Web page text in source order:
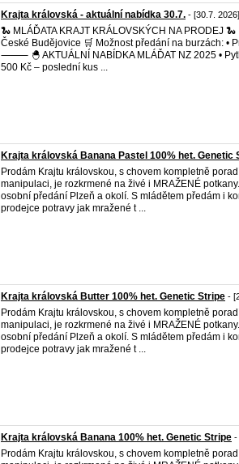
Krajta královská - aktuální nabídka 30.7. - [30.7. 2026]
🐍 MLÁĎATA KRAJT KRÁLOVSKÝCH NA PRODEJ 🐍
České Budějovice 🛒 Možnost předání na burzách: •
⸻ 🐣 AKTUÁLNÍ NABÍDKA MLÁĎAT NZ 2025 •
500 Kč – poslední kus ...
Krajta královská Banana Pastel 100% het. Genetic
Prodám Krajtu královskou, s chovem kompletně
manipulaci, je rozkrmené na živé i MRAŽENÉ
osobní předání Plzeň a okolí. S mládětem předám i
prodejce potravy jak mražené t ...
Krajta královská Butter 100% het. Genetic Stripe -
Prodám Krajtu královskou, s chovem kompletně
manipulaci, je rozkrmené na živé i MRAŽENÉ
osobní předání Plzeň a okolí. S mládětem předám i
prodejce potravy jak mražené t ...
Krajta královská Banana 100% het. Genetic Stripe -
Prodám Krajtu královskou, s chovem kompletně